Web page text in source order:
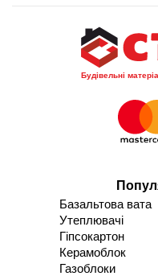
Будівельні
Базальтова вата
Утеплювачі
Гіпсокартон
Керамоблок
Газоблоки